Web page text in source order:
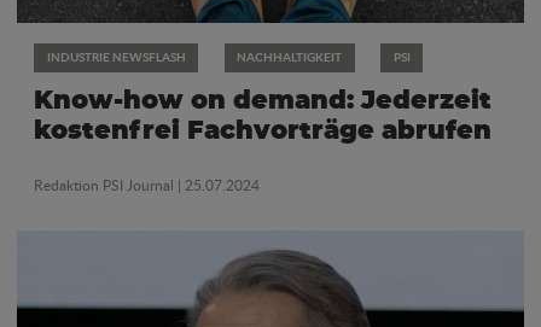
INDUSTRIE NEWSFLASH NACHHALTIGKEIT PSI
Know-how on demand: Jederzeit
kostenfrei Fachvorträge abrufen
Redaktion PSI Journal | 25.07.2024